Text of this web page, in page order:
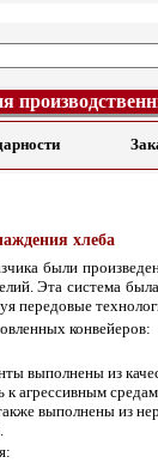
хлеба
были
Эта система
передовые
конвейеров:
выполнены из
агрессивным средам
выполнены из